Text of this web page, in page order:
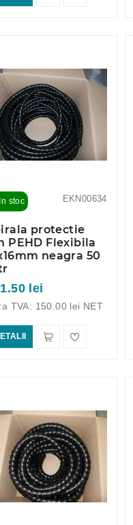
EKN00634
stoc
protectie
PEHD Flexibila
neagra 50
lei
TVA: 150.00 lei NET